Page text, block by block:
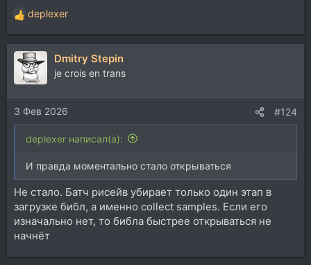
Р
е
а
к
и
и
:
deplexer
Dmitry Stepin
je crois en trans
3 Фев 2026 #124
deplexer написал(а):
И правда моментально стало открываться
Не стало. Батч рисейв убирает только один этап в
загрузке библ, а именно collect samples. Если его
изначально нет, то библа быстрее открываться не
начнёт